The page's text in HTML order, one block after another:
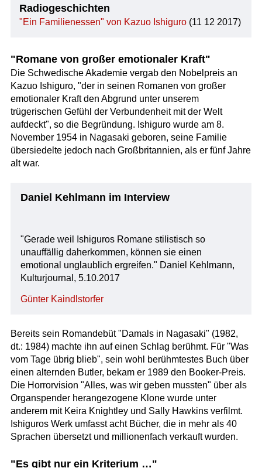
Radiogeschichten
"Ein Familienessen" von Kazuo Ishiguro(11 12 2017)
"Romane von großer emotionaler Kraft"
Die Schwedische Akademie vergab den Nobelpreis an
Kazuo Ishiguro, "der in seinen Romanen von großer
emotionaler Kraft den Abgrund unter unserem
trügerischen Gefühl der Verbundenheit mit der Welt
aufdeckt", so die Begründung. Ishiguro wurde am 8.
November 1954 in Nagasaki geboren, seine Familie
übersiedelte jedoch nach Großbritannien, als er fünf Jahre
alt war.
Daniel Kehlmann im Interview
"Gerade weil Ishiguros Romane stilistisch so
unauffällig daherkommen, können sie einen
emotional unglaublich ergreifen." Daniel Kehlmann,
Kulturjournal, 5.10.2017
Günter Kaindlstorfer
Bereits sein Romandebüt "Damals in Nagasaki" (1982,
dt.: 1984) machte ihn auf einen Schlag berühmt. Für "Was
vom Tage übrig blieb", sein wohl berühmtestes Buch über
einen alternden Butler, bekam er 1989 den Booker-Preis.
Die Horrorvision "Alles, was wir geben mussten" über als
Organspender herangezogene Klone wurde unter
anderem mit Keira Knightley und Sally Hawkins verfilmt.
Ishiguros Werk umfasst acht Bücher, die in mehr als 40
Sprachen übersetzt und millionenfach verkauft wurden.
"Es gibt nur ein Kriterium …"